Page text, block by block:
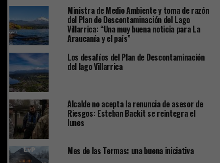
Ministra de Medio Ambiente y toma de razón
del Plan de Descontaminación del Lago
Villarrica: “Una muy buena noticia para La
Araucanía y el país”
Los desafíos del Plan de Descontaminación
del lago Villarrica
Alcalde no acepta la renuncia de asesor de
Riesgos: Esteban Backit se reintegra el
lunes
Mes de las Termas: una buena iniciativa